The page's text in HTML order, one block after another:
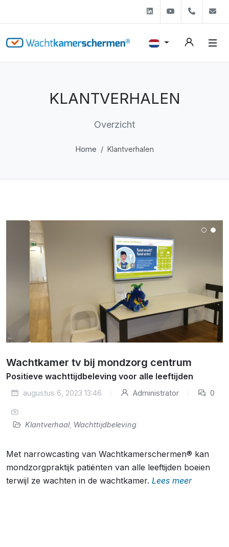
LinkedinYoutube+31
KLANTVERHALEN
Overzicht
Home Klantverhalen
Wachtkamer tv bij mondzorg centrum
Positieve wachttijdbeleving voor alle leeftijden
augustus 6, 2023 13:46 Administrator 0
Klantverhaal, Wachttijdbeleving
Met narrowcasting van Wachtkamerschermen® kan
mondzorgpraktijk patiënten van alle leeftijden boeien
terwijl ze wachten in de wachtkamer. Lees meer